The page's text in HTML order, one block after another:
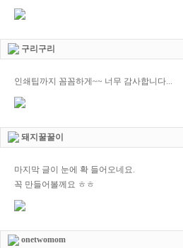
구리구리
인쇄팁까지 꼼꼼하게~~ 너무 감사합니다...
돼지꿀꿀이
마지막 글이 눈에 확 들어오네요.
꼭 만들어볼께요 ㅎㅎ
onetwomom